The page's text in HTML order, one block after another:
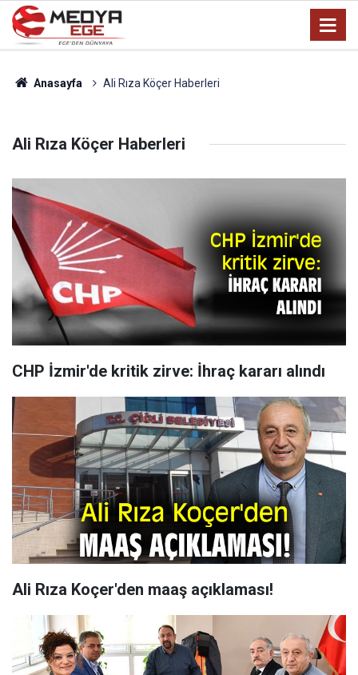
Anasayfa Ali Rıza Köçer Haberleri
Ali Rıza Köçer Haberleri
CHP İzmir'de kritik zirve: İhraç kararı alındı
Ali Rıza Koçer'den maaş açıklaması!